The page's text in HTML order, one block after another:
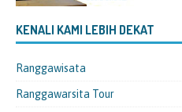
KENALI KAMI LEBIH DEKAT
Ranggawisata
Ranggawarsita Tour